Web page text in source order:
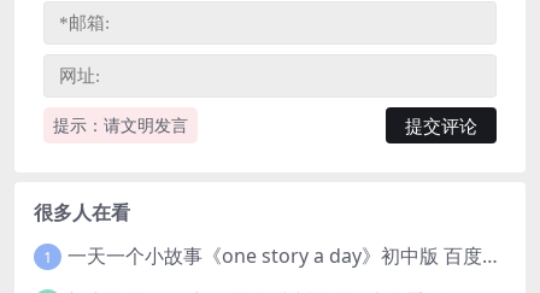
提示：请文明发言
很多人在看
1 一天一个小故事《one story a day》初中版 百度网盘分享下载